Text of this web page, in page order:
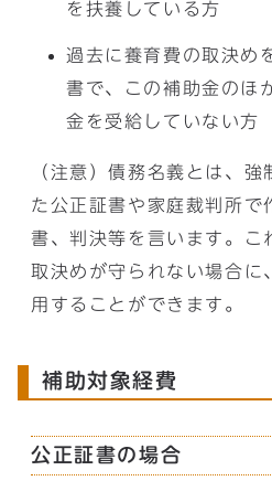
を扶養している方
過去に養育費の取決め
書で、この補助金のほ
金を受給していない方
（注意）債務名義とは、
た公正証書や家庭裁判所で
書、判決等を言います。こ
取決めが守られない場合に
用することができます。
補助対象経費
公正証書の場合